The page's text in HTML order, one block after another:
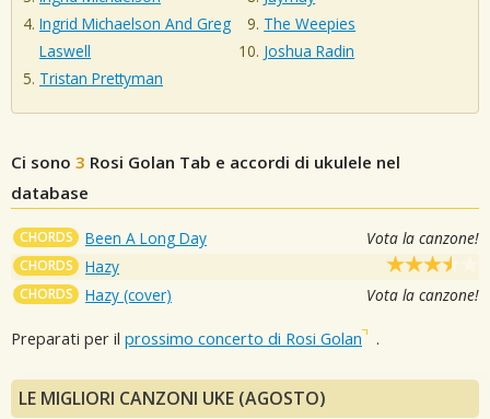
Ingrid Michaelson And Greg
Laswell
Tristan Prettyman
The Weepies
Joshua Radin
Ci sono 3 Rosi Golan Tab e accordi di ukulele nel
database
CHORDS Been A Long Day Vota la canzone!
CHORDS Hazy
CHORDS Hazy (cover) Vota la canzone!
Preparati per il prossimo concerto di Rosi Golan .
LE MIGLIORI CANZONI UKE (AGOSTO)